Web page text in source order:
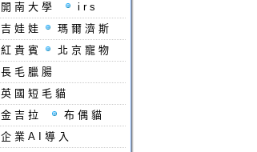
開南大學
irs
吉娃娃
瑪爾濟斯
紅貴賓
北京寵物
長毛臘腸
英國短毛貓
金吉拉
布偶貓
企業AI導入